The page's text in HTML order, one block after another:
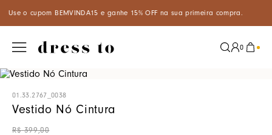
na sua primeira compra. Aproveite um desconto especial de
0
01.33.2767_0038
Vestido Nó Cintura
R$ 399,00